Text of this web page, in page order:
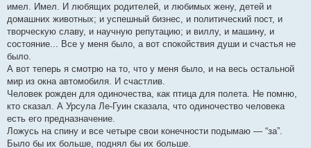
имел. Имел. И любящих родителей, и любимых жену, детей и
домашних животных; и успешный бизнес, и политический пост, и
творческую славу, и научную репутацию; и виллу, и машину, и
состояние... Все у меня было, а вот спокойствия души и счастья не
было.
А вот теперь я смотрю на то, что у меня было, и на весь остальной
мир из окна автомобиля. И счастлив.
Человек рожден для одиночества, как птица для полета. Не помню,
кто сказал. А Урсула Ле-Гуин сказала, что одиночество человека
есть его предназначение.
Ложусь на спину и все четыре свои конечности подымаю — “за”.
Было бы их больше, поднял бы их больше.